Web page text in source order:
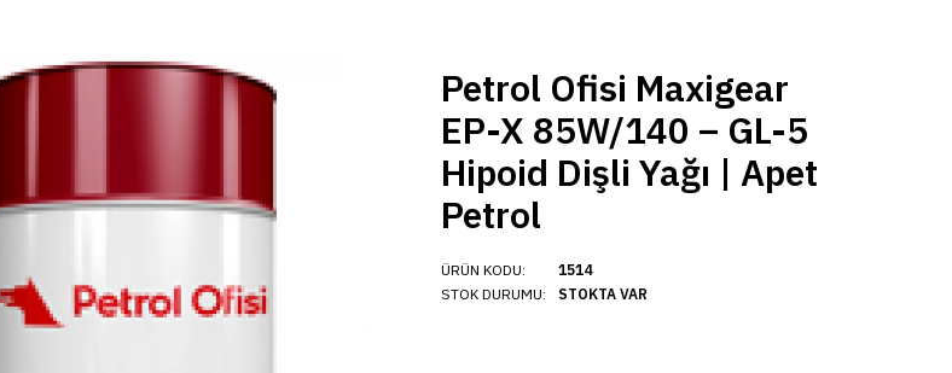
Petrol Ofisi Maxigear
EP-X 85W/140 – GL-5
Hipoid Dişli Yağı | Apet
Petrol
ÜRÜN KODU:
STOK DURUMU:
1514
STOKTA VAR